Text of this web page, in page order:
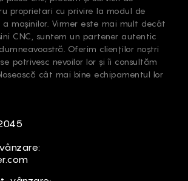
la sua domanda! Non esiti a contattare i
per illustrarci le specifiche del suo
modo da poterle consigliare l'approccio
proprietari cu privire la modul de
mașinilor. Virmer este mai mult decât
CNC, suntem un partener autentic
Oferim clienților noștri
potrivesc nevoilor lor și îi consultăm
cât mai bine echipamentul lor